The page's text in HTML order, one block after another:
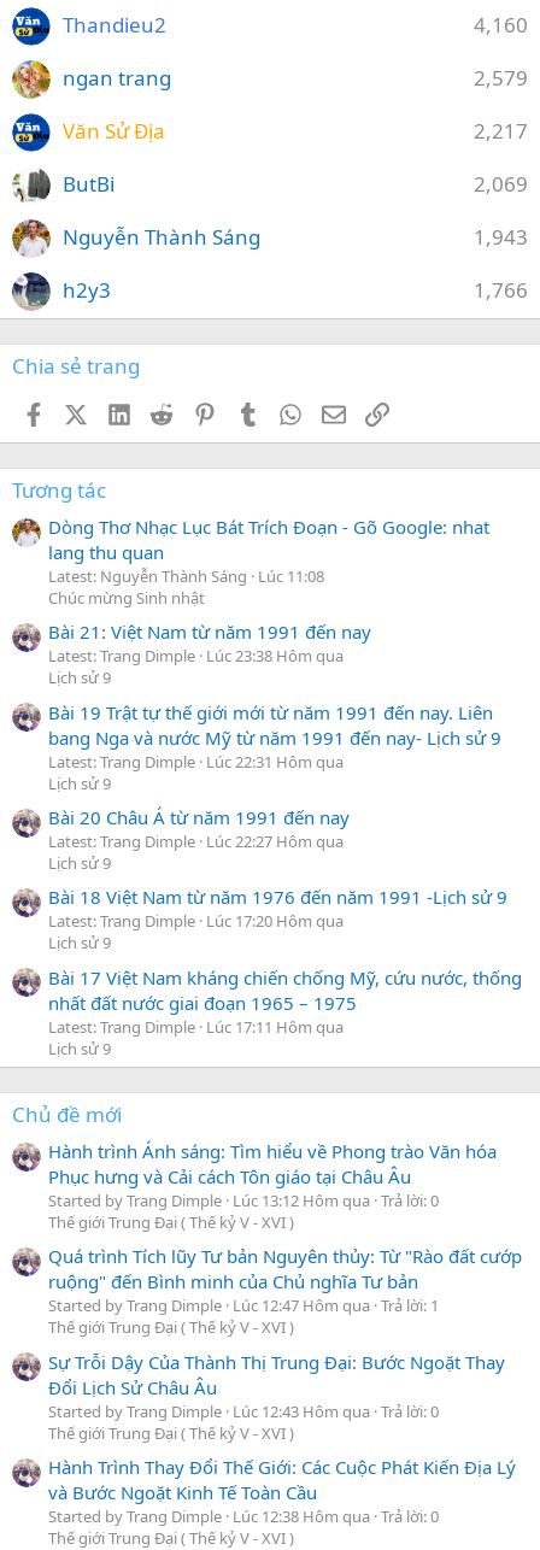
4,160
Thandieu2
2,579
ngan trang
2,217
Văn Sử Địa
2,069
ButBi
1,943
Nguyễn Thành Sáng
1,766
h2y3
Chia sẻ trang
FacebookX (Twitter)
LinkedIn
Reddit PinterestTumblr WhatsApp
EmailLink
Tương tác
Dòng Thơ Nhạc Lục Bát Trích Đoạn - Gõ Google: nhat
lang thu quan
Latest: Nguyễn Thành Sáng
Lúc 11:08
Chúc mừng Sinh nhật
Bài 21: Việt Nam từ năm 1991 đến nay
Latest: Trang Dimple Lúc 23:38 Hôm qua
Lịch sử 9
Bài 19 Trật tự thế giới mới từ năm 1991 đến nay. Liên
bang Nga và nước Mỹ từ năm 1991 đến nay- Lịch sử 9
Latest: Trang Dimple Lúc 22:31 Hôm qua
Lịch sử 9
Bài 20 Châu Á từ năm 1991 đến nay
Latest: Trang Dimple Lúc 22:27 Hôm qua
Lịch sử 9
Bài 18 Việt Nam từ năm 1976 đến năm 1991 -Lịch sử 9
Latest: Trang Dimple Lúc 17:20 Hôm qua
Lịch sử 9
Bài 17 Việt Nam kháng chiến chống Mỹ, cứu nước, thống
nhất đất nước giai đoạn 1965 – 1975
Latest: Trang Dimple Lúc 17:11 Hôm qua
Lịch sử 9
Chủ đề mới
Hành trình Ánh sáng: Tìm hiểu về Phong trào Văn hóa
Phục hưng và Cải cách Tôn giáo tại Châu Âu
Started by Trang Dimple Lúc 13:12 Hôm qua Trả lời: 0
Thế giới Trung Đại ( Thế kỷ V - XVI )
Quá trình Tích lũy Tư bản Nguyên thủy: Từ "Rào đất cướp
ruộng" đến Bình minh của Chủ nghĩa Tư bản
Started by Trang Dimple Lúc 12:47 Hôm qua Trả lời: 1
Thế giới Trung Đại ( Thế kỷ V - XVI )
Sự Trỗi Dậy Của Thành Thị Trung Đại: Bước Ngoặt Thay
Đổi Lịch Sử Châu Âu
Started by Trang Dimple Lúc 12:43 Hôm qua Trả lời: 0
Thế giới Trung Đại ( Thế kỷ V - XVI )
Hành Trình Thay Đổi Thế Giới: Các Cuộc Phát Kiến Địa Lý
và Bước Ngoặt Kinh Tế Toàn Cầu
Started by Trang Dimple Lúc 12:38 Hôm qua Trả lời: 0
Thế giới Trung Đại ( Thế kỷ V - XVI )